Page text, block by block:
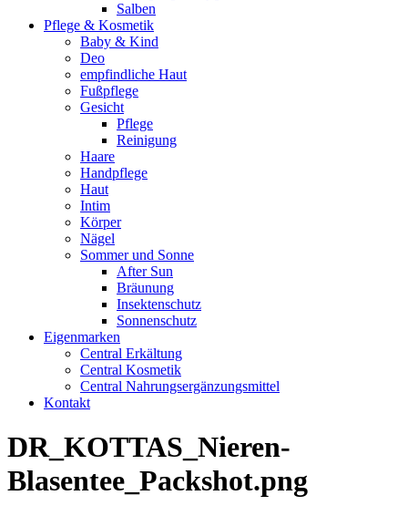
Salben
Pflege & Kosmetik
Baby & Kind
Deo
empfindliche Haut
Fußpflege
Gesicht
Pflege
Reinigung
Haare
Handpflege
Haut
Intim
Körper
Nägel
Sommer und Sonne
After Sun
Bräunung
Insektenschutz
Sonnenschutz
Eigenmarken
Central Erkältung
Central Kosmetik
Central Nahrungsergänzungsmittel
Kontakt
DR_KOTTAS_Nieren-
Blasentee_Packshot.png